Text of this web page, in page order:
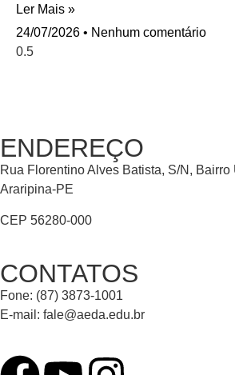
Ler Mais »
24/07/2026
Nenhum comentário
ENDEREÇO
Rua Florentino Alves Batista, S/N, Bairro
Araripina-PE
CEP 56280-000
CONTATOS
Fone: (87) 3873-1001
E-mail: fale@aeda.edu.br